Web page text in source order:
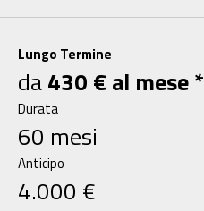
Lungo Termine
da430 € al mese *
Durata
60 mesi
Anticipo
4.000 €